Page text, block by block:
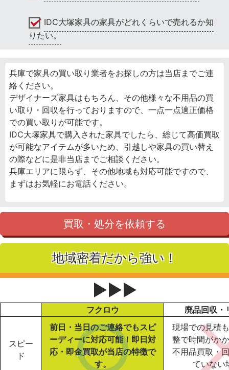
IDC大塚家具の家具がどれくらいで売れるか知
りたい。
兵庫で家具の買い取り業者をお探しの方は当店までご連
絡ください。
デザイナーズ家具はもちろん、その他様々な不用品の買
い取り・回収を行っておりますので、一点一点適正価格
での買い取りが可能です。
IDC大塚家具で購入された家具でしたら、総じて高価買取
が可能なアイテムが多いため、引越しや家具の買い替え
の際などに是非当店までご相談ください。
兵庫エリアに限らず、その他地域も対応可能ですので、
まずはお気軽にお電話ください。
買取・処分を依頼する
地域密着だから強い！
▶▶▶
フクロウ 廃品回収・
スピー
ド
前日・当日のご連絡でもスピ
ーディーに対応可能！即日対
応・即金買取が当店の特徴で
す。
現場での見積
整で時間がか
不用品買取・
ていない